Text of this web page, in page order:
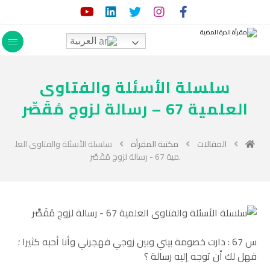
العربية
سلسلة الأسئلة والفتاوى
العلمية 67 – رسالة لزوج مُقَصِّر
المقالات مكتبة المقرأة
سلسلة الأسئلة والفتاوى العل
مية 67 - رسالة لزوج مُقَصِّر
س 67 : دارت خصومة بيني وبين زوجي فهجرني وأنا أحبه كثيرا ؛
فهل لك أن توجه إليه رسالة ؟